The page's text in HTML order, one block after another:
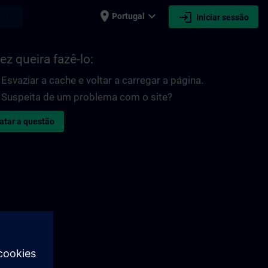
place Portugal expand_more login Iniciar sessão
queira fazê-lo:
Esvaziar a cache e voltar a carregar a página.
Suspeita de um problema com o site?
a questão